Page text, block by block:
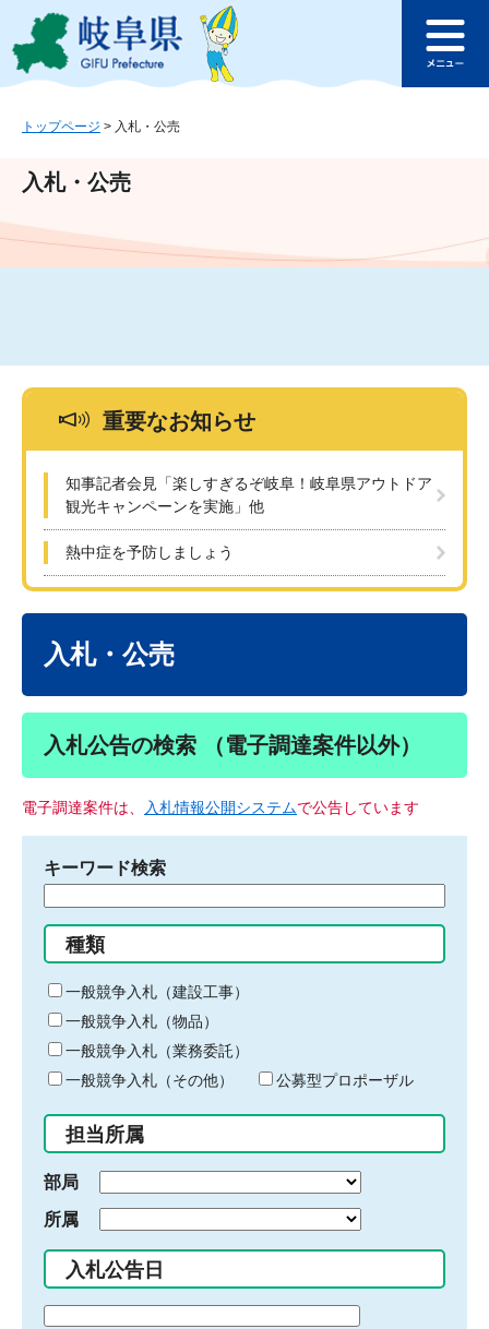
ジ
ュ
文
このページの本文へ
ュ
トップページ > 入札・公売
入札・公売
重要なお知らせ
知事記者会見「楽しすぎるぞ岐阜！岐阜県アウトドア
観光キャンペーンを実施」他
熱中症を予防しましょう
入札・公売
入札公告の検索 （電子調達案件以外）
電子調達案件は、 入札情報公開システムで公告しています
キーワード検索
る
キ
ー
ワ
ー
ド
入
力
種類
一般競争入札（建設工事）
一般競争入札（物品）
一般競争入札（業務委託）
一般競争入札（その他）
公募型プロポーザル
担当所属
部局
所属
入札公告日